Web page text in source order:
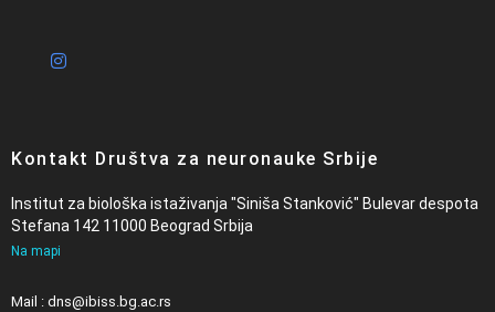
Kontakt Društva za neuronauke Srbije
Institut za biološka istaživanja "Siniša Stanković" Bulevar despota
Stefana 142 11000 Beograd Srbija
Na mapi
Mail : dns@ibiss.bg.ac.rs